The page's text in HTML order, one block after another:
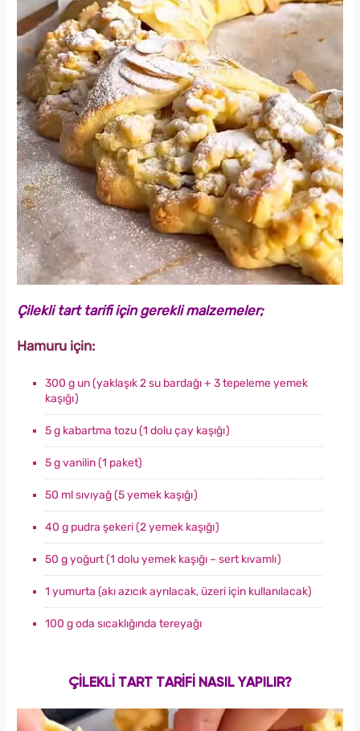
Çilekli tart tarifi için gerekli malzemeler;
Hamuru için:
300 g un (yaklaşık 2 su bardağı + 3 tepeleme yemek
kaşığı)
5 g kabartma tozu (1 dolu çay kaşığı)
5 g vanilin (1 paket)
50 ml sıvıyağ (5 yemek kaşığı)
40 g pudra şekeri (2 yemek kaşığı)
50 g yoğurt (1 dolu yemek kaşığı – sert kıvamlı)
1 yumurta (akı azıcık ayrılacak, üzeri için kullanılacak)
100 g oda sıcaklığında tereyağı
ÇİLEKLİ TART TARİFİ NASIL YAPILIR?